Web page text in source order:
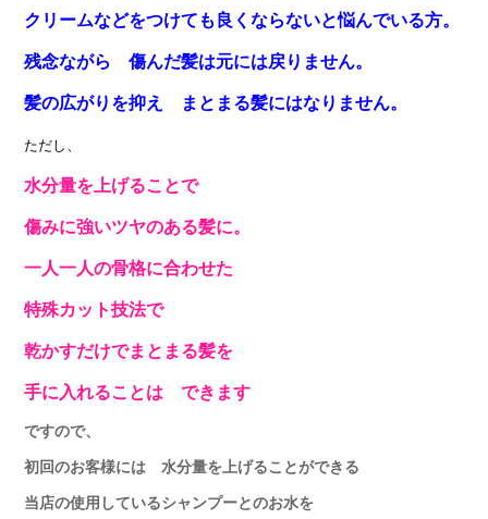
クリームなどをつけても良くならないと悩んでいる方。
残念ながら 傷んだ髪は元には戻りません。
髪の広がりを抑え まとまる髪にはなりません。
ただし、
水分量を上げることで
傷みに強いツヤのある髪に。
一人一人の骨格に合わせた
特殊カット技法で
乾かすだけでまとまる髪を
手に入れることは できます
ですので、
初回のお客様には 水分量を上げることができる
当店の使用しているシャンプーとのお水を